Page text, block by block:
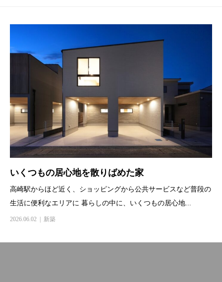
いくつもの居心地を散りばめた家
高崎駅からほど近く、ショッピングから公共サービスなど普段の
生活に便利なエリアに 暮らしの中に、いくつもの居心地...
2026.06.02 新築